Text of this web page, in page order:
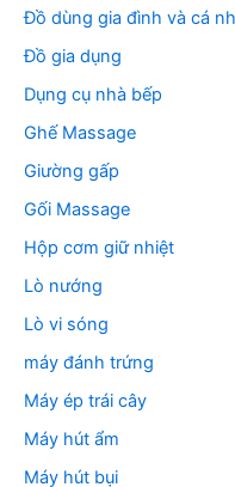
Đồ dùng gia đình và cá
Đồ gia dụng
Dụng cụ nhà bếp
Ghế Massage
Giường gấp
Gối Massage
Hộp cơm giữ nhiệt
Lò nướng
Lò vi sóng
máy đánh trứng
Máy ép trái cây
Máy hút ẩm
Máy hút bụi